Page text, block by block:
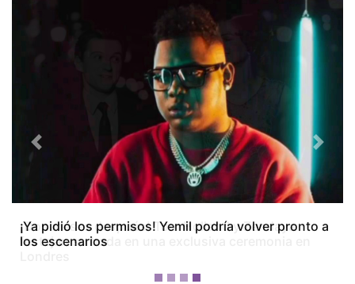
¡Dos meses después! Tom Holland y Zendaya
festejan su boda en una exclusiva ceremonia en
Previous Next